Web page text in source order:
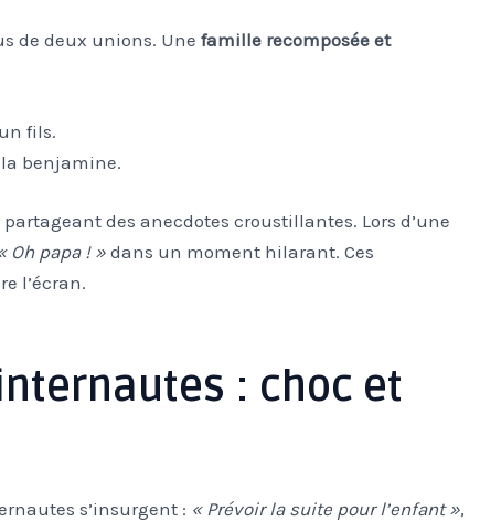
de deux unions. Une famille recomposée et
fils.
benjamine.
partageant des anecdotes croustillantes. Lors d’une
Oh papa ! »dans un moment hilarant. Ces
l’écran.
: choc et
s’insurgent : « Prévoir la suite pour l’enfant »,